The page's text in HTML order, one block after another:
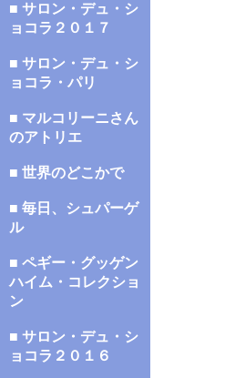
■ サロン・デュ・シ
ョコラ２０１７
■ サロン・デュ・シ
ョコラ・パリ
■ マルコリーニさん
のアトリエ
■ 世界のどこかで
■ 毎日、シュパーゲ
ル
■ ペギー・グッゲン
ハイム・コレクショ
ン
■ サロン・デュ・シ
ョコラ２０１６